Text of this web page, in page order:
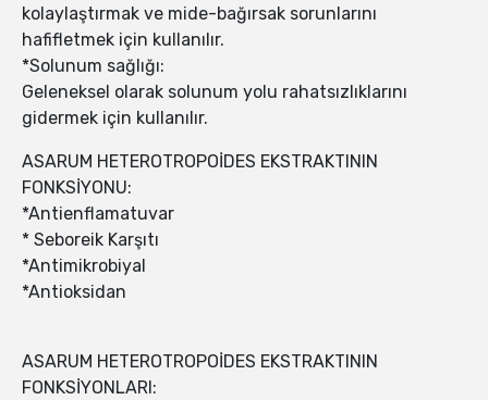
kolaylaştırmak ve mide-bağırsak sorunlarını
hafifletmek için kullanılır.
*Solunum sağlığı:
Geleneksel olarak solunum yolu rahatsızlıklarını
gidermek için kullanılır.
ASARUM HETEROTROPOİDES EKSTRAKTININ
FONKSİYONU:
*Antienflamatuvar
* Seboreik Karşıtı
*Antimikrobiyal
*Antioksidan
ASARUM HETEROTROPOİDES EKSTRAKTININ
FONKSİYONLARI: